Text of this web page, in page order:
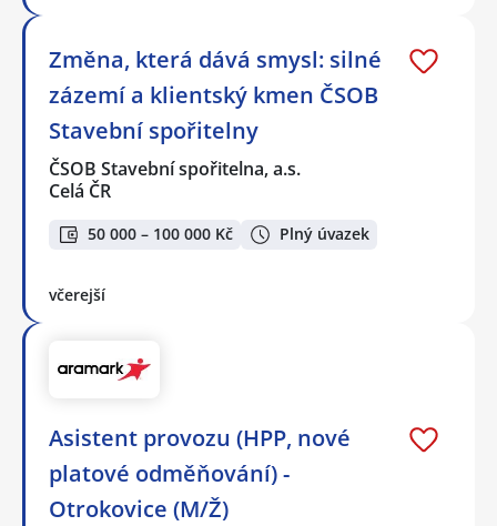
Změna, která dává smysl: silné
zázemí a klientský kmen ČSOB
Stavební spořitelny
ČSOB Stavební spořitelna, a.s.
Celá ČR
50 000 – 100 000 Kč Plný úvazek
včerejší
Asistent provozu (HPP, nové
platové odměňování) -
Otrokovice (M/Ž)